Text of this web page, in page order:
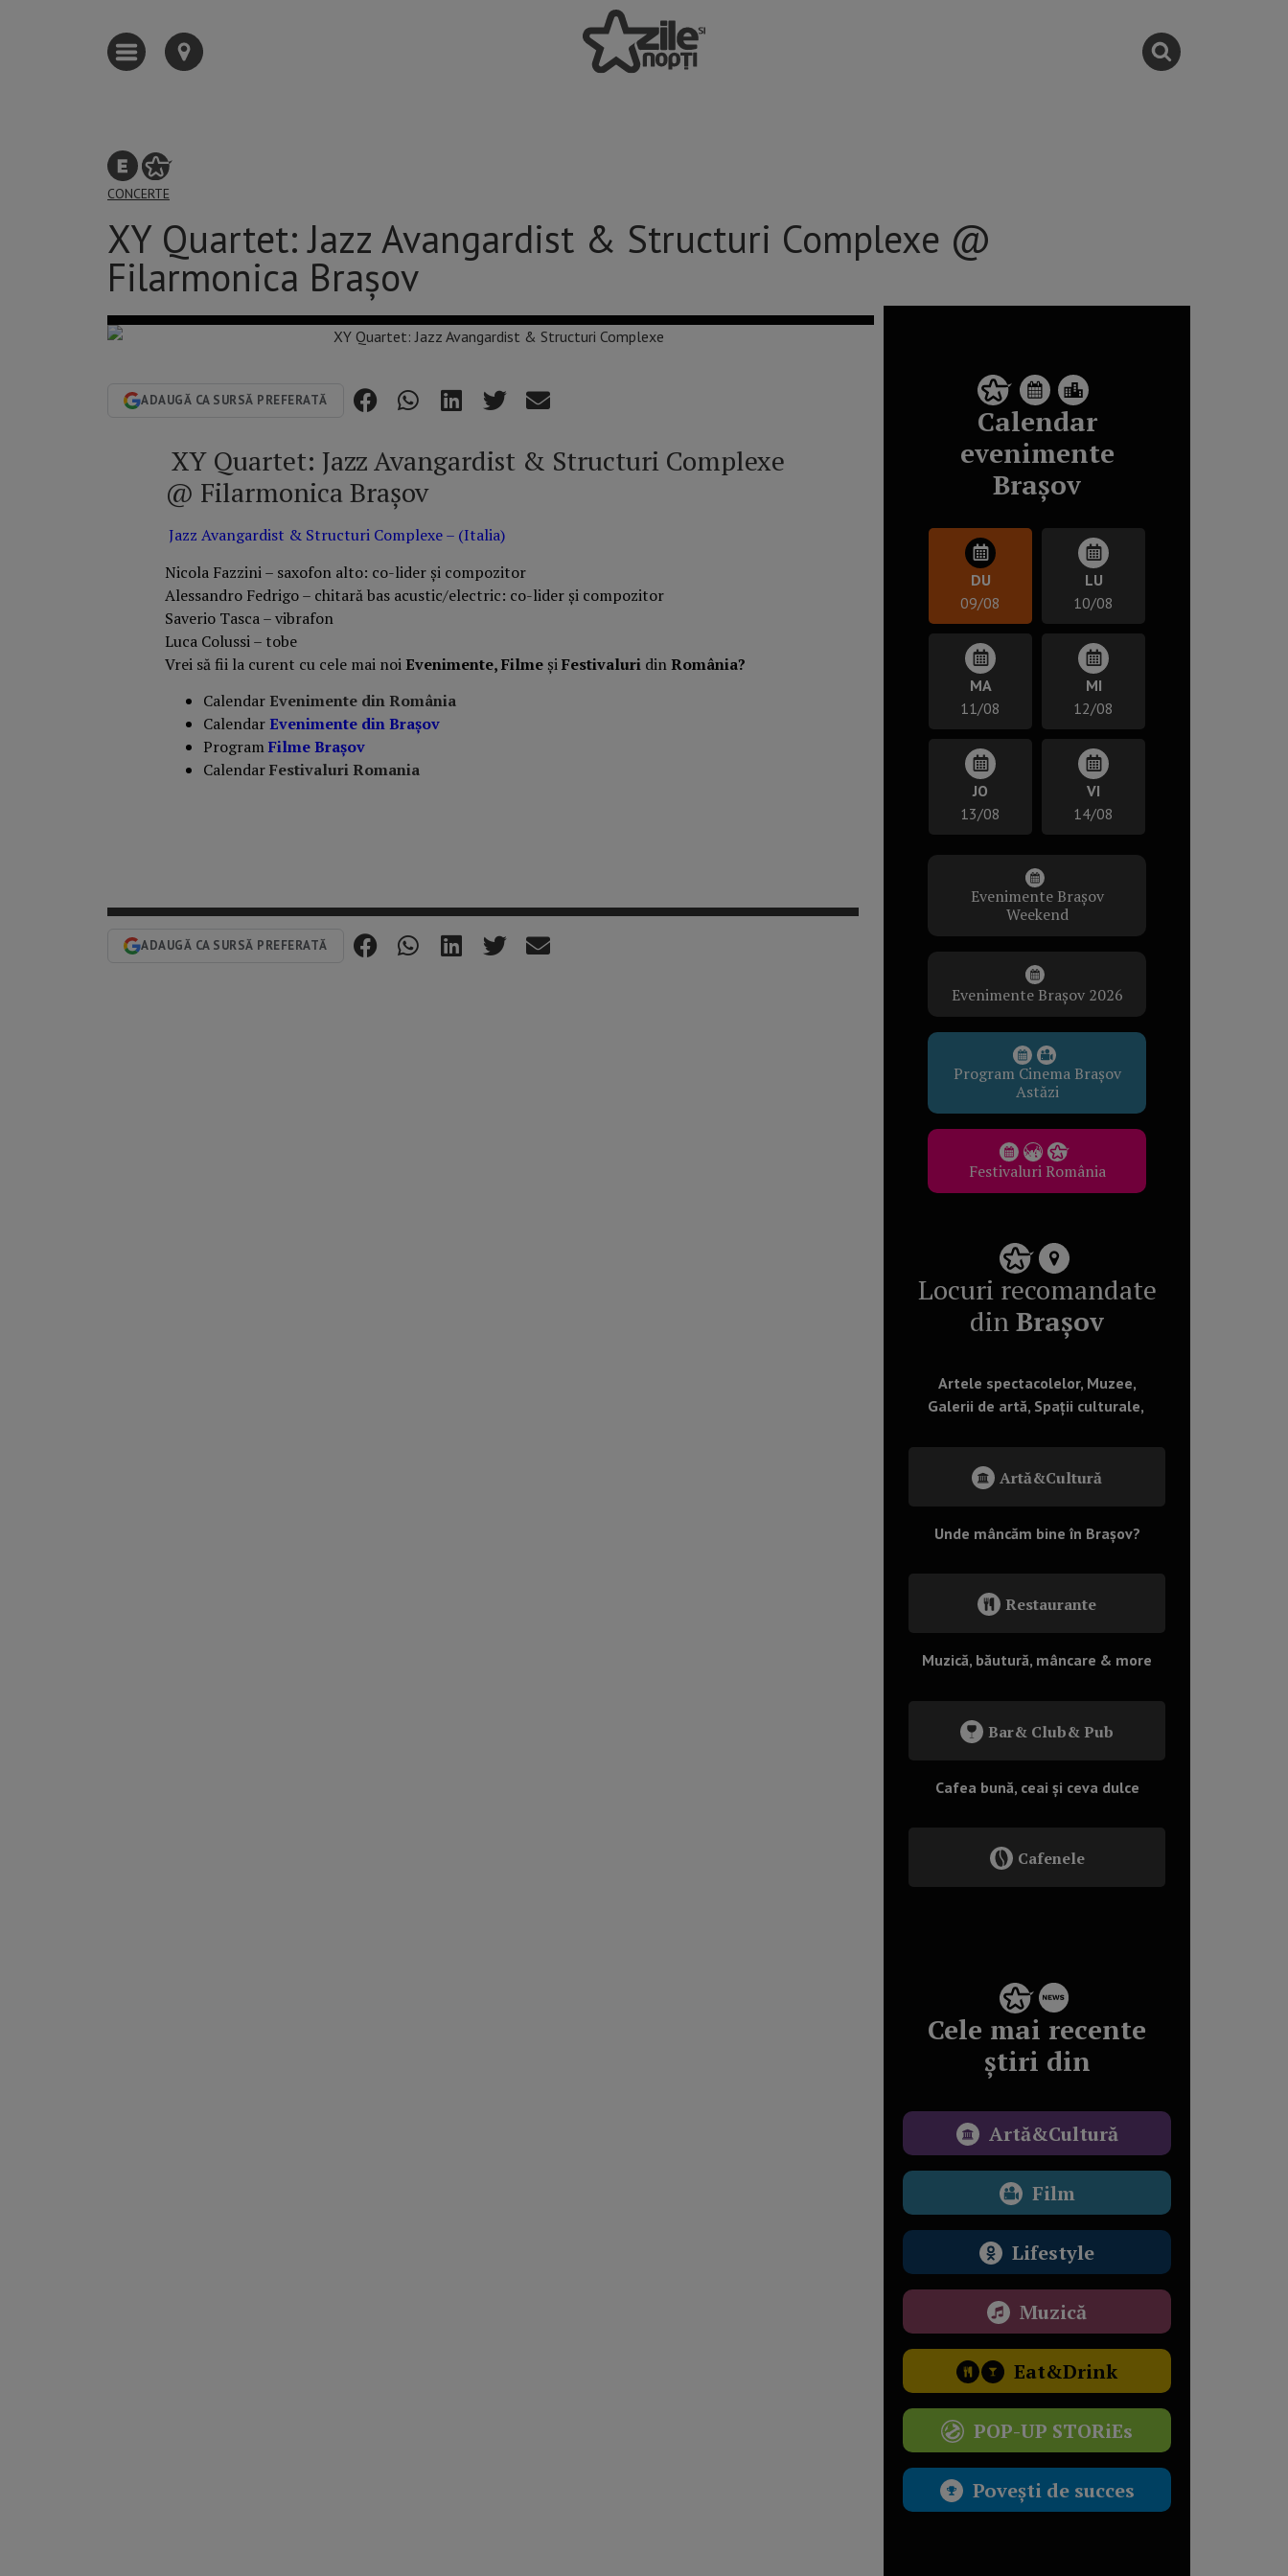
CONCERTE
XY Quartet: Jazz Avangardist & Structuri Complexe @
Filarmonica Brașov
ADAUGĂ CA SURSĂ PREFERATĂ
XY Quartet: Jazz Avangardist & Structuri Complexe
@ Filarmonica Brașov
Jazz Avangardist & Structuri Complexe – (Italia)
Nicola Fazzini – saxofon alto: co-lider și compozitor
Alessandro Fedrigo – chitară bas acustic/electric: co-lider și compozitor
Saverio Tasca – vibrafon
Luca Colussi – tobe
Vrei să fii la curent cu cele mai noiEvenimente, Filme șiFestivaluri dinRomânia?
Calendar Evenimente din România
CalendarEvenimente din Braşov
ProgramFilme Brașov
CalendarFestivaluri Romania
ADAUGĂ CA SURSĂ PREFERATĂ
Calendar
evenimente
Brașov
DU
09/08
LU
10/08
MA
11/08
MI
12/08
JO
13/08
VI
14/08
Evenimente Brașov
Weekend
Evenimente Brașov 2026
Program Cinema Brașov
Astăzi
Festivaluri România
Locuri recomandate
dinBrașov
Artele spectacolelor, Muzee,
Galerii de artă, Spații culturale,
Artă&Cultură
Unde mâncăm bine în Brașov?
Restaurante
Muzică, băutură, mâncare & more
Bar& Club& Pub
Cafea bună, ceai și ceva dulce
Cafenele
Cele mai recente
știri din
Artă&Cultură
Film
Lifestyle
Muzică
Eat&Drink
POP-UP STORiEs
Povești de succes